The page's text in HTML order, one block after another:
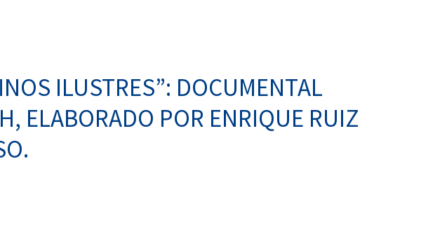
ILUSTRES”: DOCUMENTAL
ELABORADO POR ENRIQUE RUIZ